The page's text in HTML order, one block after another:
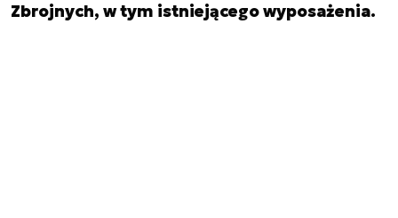
Zbrojnych, w tym istniejącego wyposażenia.